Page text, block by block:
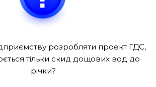
розробляти проект ГДС,
тільки скид дощових вод до
річки?